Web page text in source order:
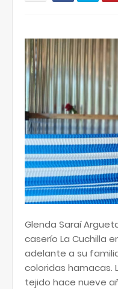
Glenda Saraí
caserío La Cuchilla
adelante a su
coloridas hamacas.
tejido hace nueve